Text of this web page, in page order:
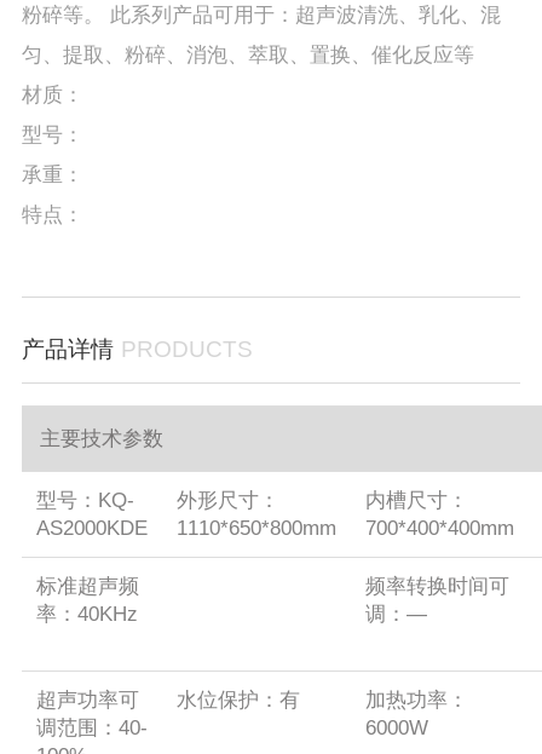
粉碎等。 此系列产品可用于：超声波清洗、乳化、混
匀、提取、粉碎、消泡、萃取、置换、催化反应等
材质：
型号：
承重：
特点：
产品详情 PRODUCTS
主要技术参数
型号：KQ-
AS2000KDE
外形尺寸：
1110*650*800mm
内槽尺寸：
700*400*400mm
标准超声频
率：40KHz
频率转换时间可
调：—
超声功率可
调范围：40-
水位保护：有
加热功率：
6000W